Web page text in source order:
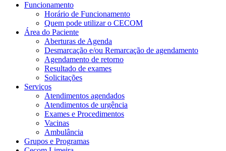
Funcionamento
Horário de Funcionamento
Quem pode utilizar o CECOM
Área do Paciente
Aberturas de Agenda
Desmarcação e/ou Remarcação de agendamento
Agendamento de retorno
Resultado de exames
Solicitações
Serviços
Atendimentos agendados
Atendimentos de urgência
Exames e Procedimentos
Vacinas
Ambulância
Grupos e Programas